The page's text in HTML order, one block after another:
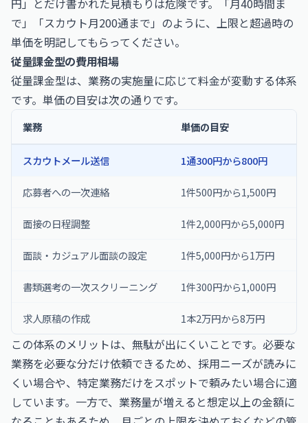
円」とだけ書かれた見積もりは危険です。「月40時間ま
で」「スカウト月200通まで」のように、上限と超過時の
単価を明記してもらってください。
従量課金型の費用相場
従量課金型は、業務の実施量に応じて料金が変動する体系
です。単価の目安は次の通りです。
業務 単価の目安
スカウトメール送信 1通300円から800円
応募者への一次連絡 1件500円から1,500円
面接の日程調整 1件2,000円から5,000円
面談・カジュアル面談の設定 1件5,000円から1万円
書類選考の一次スクリーニング 1件300円から1,000円
求人原稿の作成 1本2万円から8万円
この体系のメリットは、無駄が出にくいことです。必要な
業務を必要な分だけ依頼できるため、採用ニーズが読みに
くい場合や、特定業務だけをスポットで頼みたい場合に適
しています。一方で、業務量が増えると想定以上の金額に